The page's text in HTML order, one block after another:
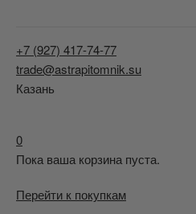
+7 (927) 417-74-77
trade@astrapitomnik.su
Казань
0
Пока ваша корзина пуста.
Перейти к покупкам